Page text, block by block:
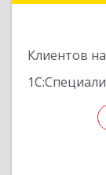
Клиентов